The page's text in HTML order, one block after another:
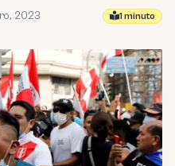
2023 1 minuto